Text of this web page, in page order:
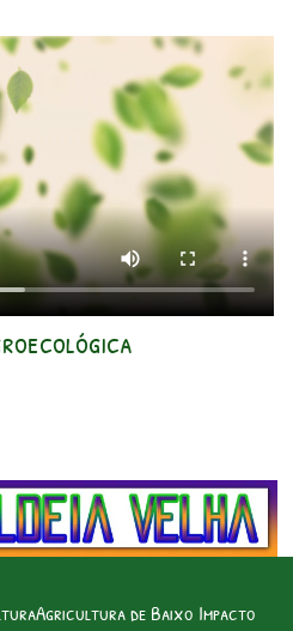
Agricultura de Baixo Impacto